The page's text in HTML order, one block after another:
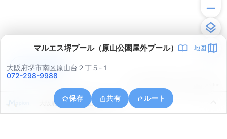
マルエス堺プール（原山公園屋外プール） 地図
大阪府堺市南区原山台２丁５-１
072-298-9988
保存 共有 ルート
大阪府堺市南区城山台３丁１
アプリで見る